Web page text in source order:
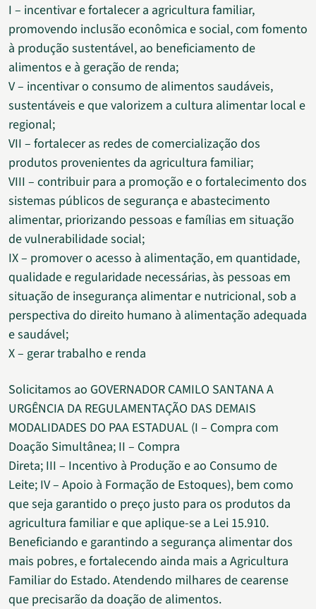
I – incentivar e fortalecer a agricultura familiar,
promovendo inclusão econômica e social, com fomento
à produção sustentável, ao beneficiamento de
alimentos e à geração de renda;
V – incentivar o consumo de alimentos saudáveis,
sustentáveis e que valorizem a cultura alimentar local e
regional;
VII – fortalecer as redes de comercialização dos
produtos provenientes da agricultura familiar;
VIII – contribuir para a promoção e o fortalecimento dos
sistemas públicos de segurança e abastecimento
alimentar, priorizando pessoas e famílias em situação
de vulnerabilidade social;
IX – promover o acesso à alimentação, em quantidade,
qualidade e regularidade necessárias, às pessoas em
situação de insegurança alimentar e nutricional, sob a
perspectiva do direito humano à alimentação adequada
e saudável;
X – gerar trabalho e renda
Solicitamos ao GOVERNADOR CAMILO SANTANA A
URGÊNCIA DA REGULAMENTAÇÃO DAS DEMAIS
MODALIDADES DO PAA ESTADUAL (I – Compra com
Doação Simultânea; II – Compra
Direta; III – Incentivo à Produção e ao Consumo de
Leite; IV – Apoio à Formação de Estoques), bem como
que seja garantido o preço justo para os produtos da
agricultura familiar e que aplique-se a Lei 15.910.
Beneficiando e garantindo a segurança alimentar dos
mais pobres, e fortalecendo ainda mais a Agricultura
Familiar do Estado. Atendendo milhares de cearense
que precisarão da doação de alimentos.